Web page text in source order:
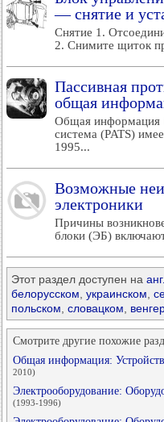
— снятие и
Снятие 1.
2. Снимите щиток
Пассивная
общая
Общая информация
система (PATS)
1995...
Возможные
электроники
Причины
блоки (ЭБ)
Этот раздел доступен на
белорусском украинском
польском словацком
Смотрите другие похожие
Общая информация:
2010)
Электрооборудование:
(1993-1996)